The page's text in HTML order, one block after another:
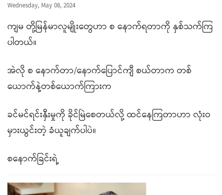
Wednesday, May 08, 2024
ကျမ တို့မြန်မာလူမျိုးတွေဟာ စ နောက်ရတာကို နှစ်သက်ကြ
ပါတယ်။
အဲလို စ နောက်တာ/နောက်ပြောင်ကျီ စယ်တာက တစ်
ယောက်နဲ့တစ်ယောက်ကြားက
ခင်မင်ရင်းနှီးမှုကို ခိုင်မြဲစေတယ်လို့ ထင်နေကြတာဟာ လုံးဝ
မှားယွင်းတဲ့ ခံယူချက်ပါပဲ။
စနောက်ခြင်းရဲ့